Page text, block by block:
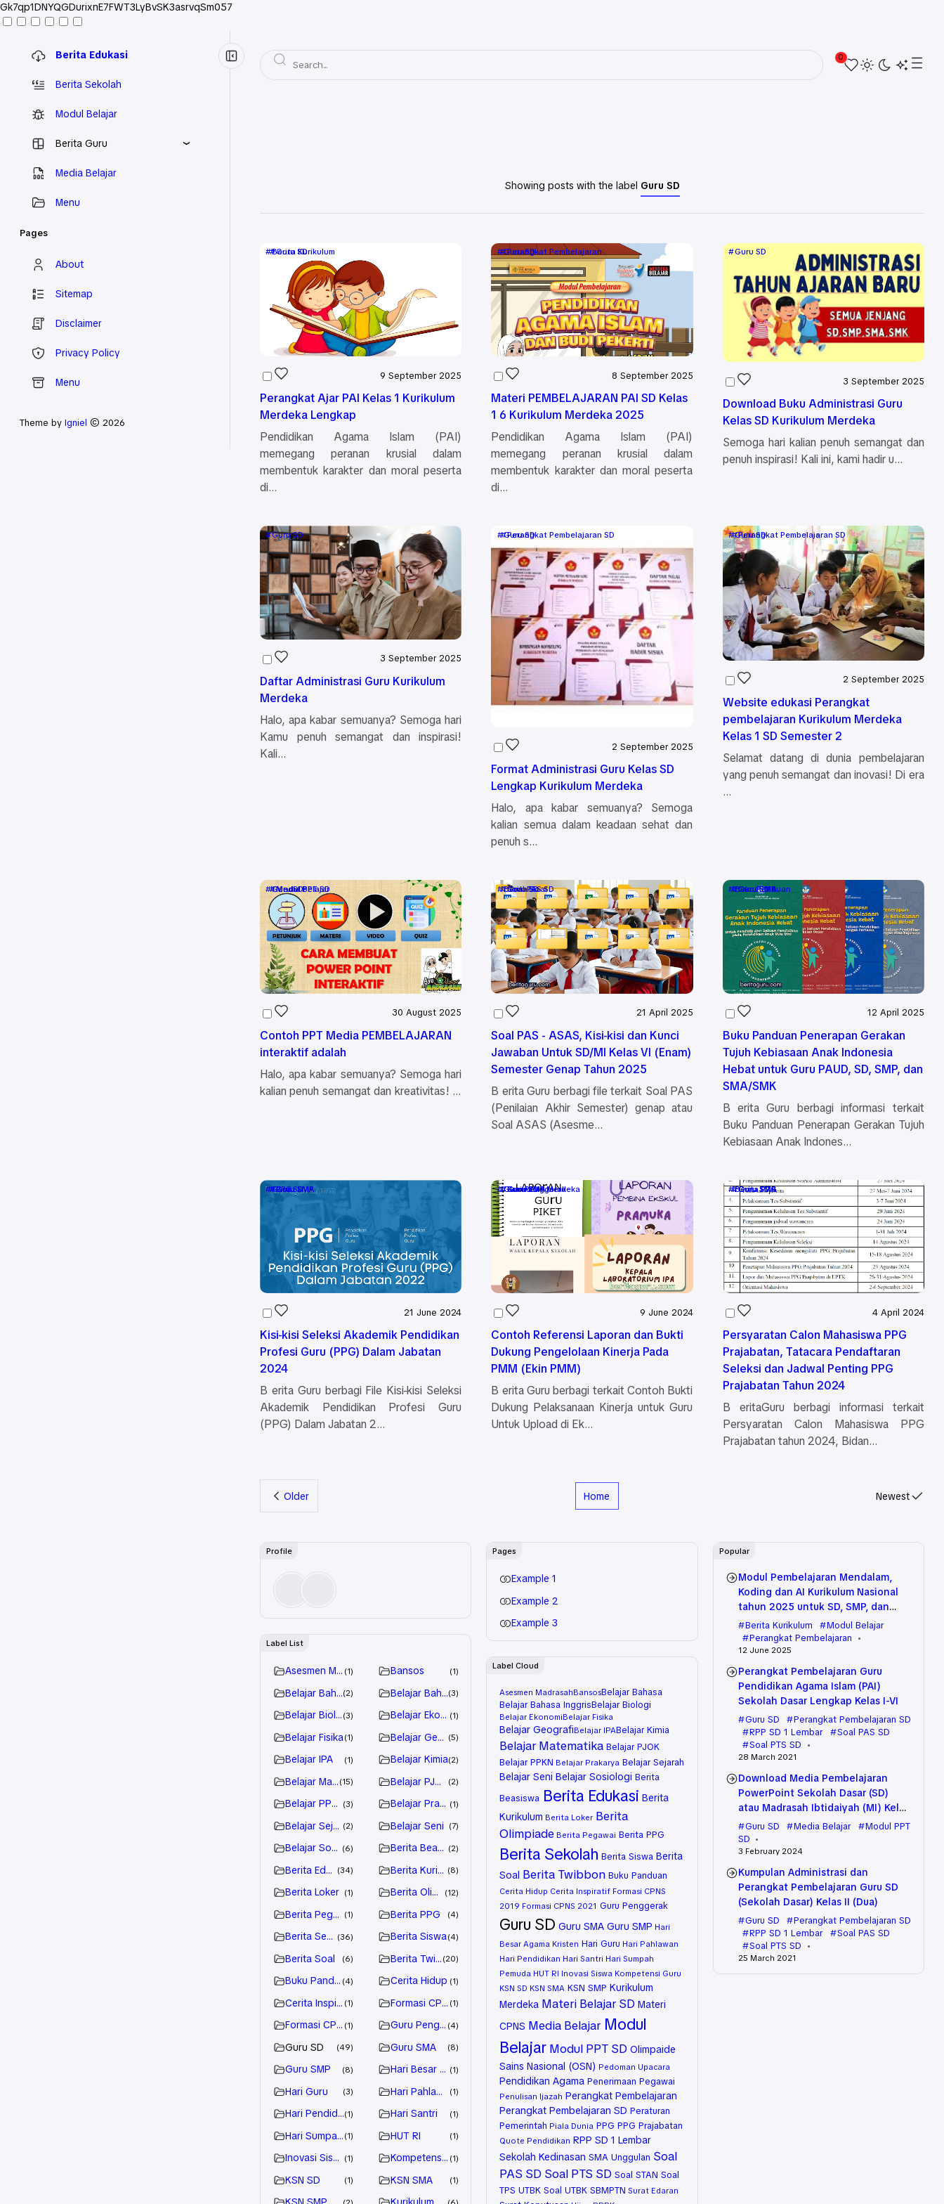
Gk7qp1DNYQGDurixnE7FWT3LyBvSK3asrvqSm057
Berita Edukasi
Berita Sekolah
Modul Belajar
Berita Guru
Media Belajar
Menu
Pages
About
Sitemap
Disclaimer
Privacy Policy
Menu
Theme by Igniel © 2026
0
Showing posts with the label Guru SD
9 September 2025
Perangkat Ajar PAI Kelas 1 Kurikulum
Merdeka Lengkap
Pendidikan Agama Islam (PAI)
memegang peranan krusial dalam
membentuk karakter dan moral peserta
di…
Berita Kurikulum
Guru SD
8 September 2025
Materi PEMBELAJARAN PAI SD Kelas
1 6 Kurikulum Merdeka 2025
Pendidikan Agama Islam (PAI)
memegang peranan krusial dalam
membentuk karakter dan moral peserta
di…
Guru SD
Perangkat Pembelajaran
3 September 2025
Download Buku Administrasi Guru
Kelas SD Kurikulum Merdeka
Semoga hari kalian penuh semangat dan
penuh inspirasi! Kali ini, kami hadir u…
Guru SD
3 September 2025
Daftar Administrasi Guru Kurikulum
Merdeka
Halo, apa kabar semuanya? Semoga hari
Kamu penuh semangat dan inspirasi!
Kali…
Guru SD
2 September 2025
Format Administrasi Guru Kelas SD
Lengkap Kurikulum Merdeka
Halo, apa kabar semuanya? Semoga
kalian semua dalam keadaan sehat dan
penuh s…
Guru SD
Perangkat Pembelajaran SD
2 September 2025
Website edukasi Perangkat
pembelajaran Kurikulum Merdeka
Kelas 1 SD Semester 2
Selamat datang di dunia pembelajaran
yang penuh semangat dan inovasi! Di era
…
Guru SD
Perangkat Pembelajaran SD
30 August 2025
Contoh PPT Media PEMBELAJARAN
interaktif adalah
Halo, apa kabar semuanya? Semoga hari
kalian penuh semangat dan kreativitas! …
Guru SD
Media Belajar
Modul PPT SD
21 April 2025
Soal PAS - ASAS, Kisi-kisi dan Kunci
Jawaban Untuk SD/MI Kelas VI (Enam)
Semester Genap Tahun 2025
B erita Guru berbagi file terkait Soal PAS
(Penilaian Akhir Semester) genap atau
Soal ASAS (Asesme…
Berita Soal
Guru SD
Soal PAS SD
12 April 2025
Buku Panduan Penerapan Gerakan
Tujuh Kebiasaan Anak Indonesia
Hebat untuk Guru PAUD, SD, SMP, dan
SMA/SMK
B erita Guru berbagi informasi terkait
Buku Panduan Penerapan Gerakan Tujuh
Kebiasaan Anak Indones…
Buku Panduan
Guru SD
Guru SMA
Guru SMP
21 June 2024
Kisi-kisi Seleksi Akademik Pendidikan
Profesi Guru (PPG) Dalam Jabatan
2024
B erita Guru berbagi File Kisi-kisi Seleksi
Akademik Pendidikan Profesi Guru
(PPG) Dalam Jabatan 2…
Guru SD
Guru SMA
Guru SMP
PPG
9 June 2024
Contoh Referensi Laporan dan Bukti
Dukung Pengelolaan Kinerja Pada
PMM (Ekin PMM)
B erita Guru berbagi terkait Contoh Bukti
Dukung Pelaksanaan Kinerja untuk Guru
Untuk Upload di Ek…
Guru Penggerak
Guru SD
Guru SMA
Guru SMP
Kurikulum Merdeka
4 April 2024
Persyaratan Calon Mahasiswa PPG
Prajabatan, Tatacara Pendaftaran
Seleksi dan Jadwal Penting PPG
Prajabatan Tahun 2024
B eritaGuru berbagi informasi terkait
Persyaratan Calon Mahasiswa PPG
Prajabatan tahun 2024, Bidan…
Berita PPG
Guru SD
Guru SMA
Guru SMP
Older Home Newest
Profile
Label List
Asesmen Madrasah
1 Bansos 1
Belajar Bahasa
2 Belajar Bahasa Inggris
3
Belajar Biologi
3 Belajar Ekonomi
1
Belajar Fisika 1 Belajar Geografi
5
Belajar IPA 1 Belajar Kimia 2
Belajar Matematika
15 Belajar PJOK 2
Belajar PPKN3 Belajar Prakarya
1
Belajar Sejarah
2 Belajar Seni 7
Belajar Sosiologi
6 Berita Beasiswa
2
Berita Edukasi
34 Berita Kurikulum
8
Berita Loker 1 Berita Olimpiade
12
Berita Pegawai
1 Berita PPG 4
Berita Sekolah
36 Berita Siswa 4
Berita Soal 6 Berita Twibbon
20
Buku Panduan
4 Cerita Hidup 1
Cerita Inspiratif
1 Formasi CPNS 2019
1
Formasi CPNS 2021
1 Guru Penggerak
4
Guru SD 49 Guru SMA 8
Guru SMP 8 Hari Besar Agama Kristen
1
Hari Guru 3 Hari Pahlawan1
Hari Pendidikan
1 Hari Santri 1
Hari Sumpah Pemuda
1 HUT RI 1
Inovasi Siswa1 Kompetensi Guru
1
KSN SD 1 KSN SMA 1
Pages
Example 1
Example 2
Example 3
Label Cloud
Asesmen MadrasahBansosBelajar Bahasa
Belajar Bahasa InggrisBelajar Biologi
Belajar EkonomiBelajar Fisika
Belajar GeografiBelajar IPABelajar Kimia
Belajar Matematika Belajar PJOK
Belajar PPKN Belajar Prakarya Belajar Sejarah
Belajar Seni Belajar Sosiologi Berita
Beasiswa Berita Edukasi Berita
Kurikulum Berita Loker Berita
Olimpiade Berita Pegawai Berita PPG
Berita Sekolah Berita Siswa Berita
Soal Berita Twibbon Buku Panduan
Cerita Hidup Cerita Inspiratif Formasi CPNS
2019 Formasi CPNS 2021 Guru Penggerak
Guru SD Guru SMA Guru SMP Hari
Besar Agama Kristen Hari Guru Hari Pahlawan
Hari Pendidikan Hari Santri Hari Sumpah
Pemuda HUT RI Inovasi Siswa Kompetensi Guru
KSN SD KSN SMA KSN SMP Kurikulum
Merdeka Materi Belajar SD Materi
CPNS Media Belajar Modul
Belajar Modul PPT SD Olimpaide
Sains Nasional (OSN) Pedoman Upacara
Pendidikan Agama Penerimaan Pegawai
Penulisan Ijazah Perangkat Pembelajaran
Perangkat Pembelajaran SD Peraturan
Pemerintah Piala Dunia PPG PPG Prajabatan
Quote Pendidikan RPP SD 1 Lembar
Sekolah Kedinasan SMA Unggulan Soal
PAS SD Soal PTS SD Soal STAN Soal
TPS UTBK Soal UTBK SBMPTN Surat Edaran
Popular
Modul Pembelajaran Mendalam,
Koding dan AI Kurikulum Nasional
tahun 2025 untuk SD, SMP, dan
SMA
Berita Kurikulum
Modul Belajar
Perangkat Pembelajaran
12 June 2025
Perangkat Pembelajaran Guru
Pendidikan Agama Islam (PAI)
Sekolah Dasar Lengkap Kelas I-VI
Guru SD
Perangkat Pembelajaran SD
RPP SD 1 Lembar
Soal PAS SD
Soal PTS SD
28 March 2021
Download Media Pembelajaran
PowerPoint Sekolah Dasar (SD)
atau Madrasah Ibtidaiyah (MI) Kelas
VI (Enam) Semua Tema
Guru SD Media Belajar
Modul PPT
SD
3 February 2024
Kumpulan Administrasi dan
Perangkat Pembelajaran Guru SD
(Sekolah Dasar) Kelas II (Dua)
Guru SD
Perangkat Pembelajaran SD
RPP SD 1 Lembar
Soal PAS SD
Soal PTS SD
25 March 2021